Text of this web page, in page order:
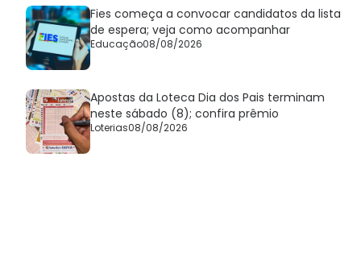
Fies começa a convocar candidatos da lista
de espera; veja como acompanhar
Educação08/08/2026
Apostas da Loteca Dia dos Pais terminam
neste sábado (8); confira prêmio
Loterias08/08/2026